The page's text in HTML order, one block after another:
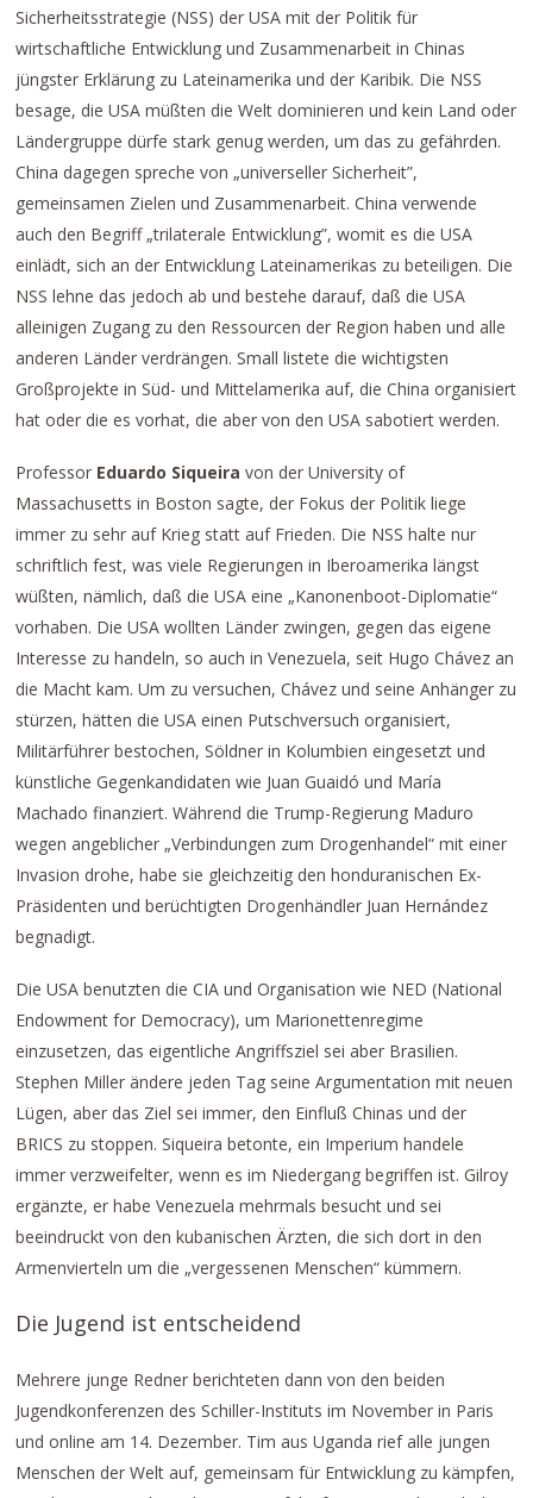
Sicherheitsstrategie (NSS) der USA mit der Politik für
wirtschaftliche Entwicklung und Zusammenarbeit in Chinas
jüngster Erklärung zu Lateinamerika und der Karibik. Die NSS
besage, die USA müßten die Welt dominieren und kein Land oder
Ländergruppe dürfe stark genug werden, um das zu gefährden.
China dagegen spreche von „universeller Sicherheit”,
gemeinsamen Zielen und Zusammenarbeit. China verwende
auch den Begriff „trilaterale Entwicklung”, womit es die USA
einlädt, sich an der Entwicklung Lateinamerikas zu beteiligen. Die
NSS lehne das jedoch ab und bestehe darauf, daß die USA
alleinigen Zugang zu den Ressourcen der Region haben und alle
anderen Länder verdrängen. Small listete die wichtigsten
Großprojekte in Süd- und Mittelamerika auf, die China organisiert
hat oder die es vorhat, die aber von den USA sabotiert werden.
Professor Eduardo Siqueira von der University of
Massachusetts in Boston sagte, der Fokus der Politik liege
immer zu sehr auf Krieg statt auf Frieden. Die NSS halte nur
schriftlich fest, was viele Regierungen in Iberoamerika längst
wüßten, nämlich, daß die USA eine „Kanonenboot-Diplomatie“
vorhaben. Die USA wollten Länder zwingen, gegen das eigene
Interesse zu handeln, so auch in Venezuela, seit Hugo Chávez an
die Macht kam. Um zu versuchen, Chávez und seine Anhänger zu
stürzen, hätten die USA einen Putschversuch organisiert,
Militärführer bestochen, Söldner in Kolumbien eingesetzt und
künstliche Gegenkandidaten wie Juan Guaidó und María
Machado finanziert. Während die Trump-Regierung Maduro
wegen angeblicher „Verbindungen zum Drogenhandel“ mit einer
Invasion drohe, habe sie gleichzeitig den honduranischen Ex-
Präsidenten und berüchtigten Drogenhändler Juan Hernández
begnadigt.
Die USA benutzten die CIA und Organisation wie NED (National
Endowment for Democracy), um Marionettenregime
einzusetzen, das eigentliche Angriffsziel sei aber Brasilien.
Stephen Miller ändere jeden Tag seine Argumentation mit neuen
Lügen, aber das Ziel sei immer, den Einfluß Chinas und der
BRICS zu stoppen. Siqueira betonte, ein Imperium handele
immer verzweifelter, wenn es im Niedergang begriffen ist. Gilroy
ergänzte, er habe Venezuela mehrmals besucht und sei
beeindruckt von den kubanischen Ärzten, die sich dort in den
Armenvierteln um die „vergessenen Menschen“ kümmern.
Die Jugend ist entscheidend
Mehrere junge Redner berichteten dann von den beiden
Jugendkonferenzen des Schiller-Instituts im November in Paris
und online am 14. Dezember. Tim aus Uganda rief alle jungen
Menschen der Welt auf, gemeinsam für Entwicklung zu kämpfen,